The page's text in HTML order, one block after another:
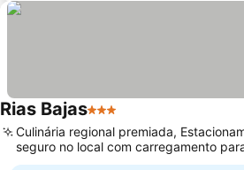
Rias Bajas3 Estrelas
Culinária regional premiada,
seguro no local com carregamento
veículos elétricos